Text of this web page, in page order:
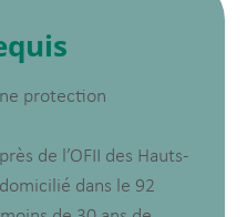
protection
de l’OFII des Hauts-
dans le 92